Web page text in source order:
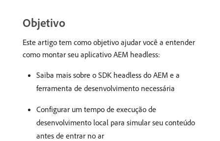
Objetivo
Este artigo tem como objetivo ajudar você a entender
como montar seu aplicativo AEM headless:
Saiba mais sobre o SDK headless do AEM e a
ferramenta de desenvolvimento necessária
Configurar um tempo de execução de
desenvolvimento local para simular seu conteúdo
antes de entrar no ar